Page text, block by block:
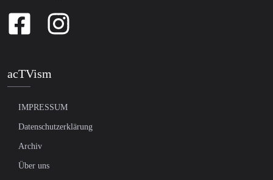
acTVism
IMPRESSUM
Datenschutzerklärung
Archiv
Über uns